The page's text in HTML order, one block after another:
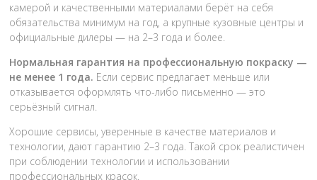
камерой и качественными материалами берёт на себя
обязательства минимум на год, а крупные кузовные центры и
официальные дилеры — на 2–3 года и более.
Нормальная гарантия на профессиональную покраску —
не менее 1 года. Если сервис предлагает меньше или
отказывается оформлять что-либо письменно — это
серьёзный сигнал.
Хорошие сервисы, уверенные в качестве материалов и
технологии, дают гарантию 2–3 года. Такой срок реалистичен
при соблюдении технологии и использовании
профессиональных красок.